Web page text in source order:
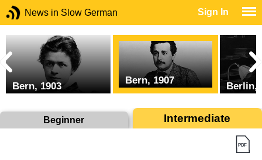
News in Slow German Sign In
Bern, 1903 Bern, 1907 Berlin,
Beginner Intermediate